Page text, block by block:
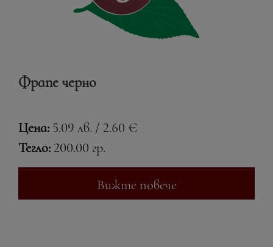
Фрапе черно
Цена: 5.09 лв. / 2.60 €
Тегло: 200.00 гр.
Вижте повече